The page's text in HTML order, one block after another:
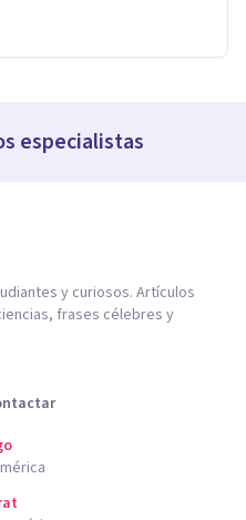
especialistas
y curiosos. Artículos
frases célebres y